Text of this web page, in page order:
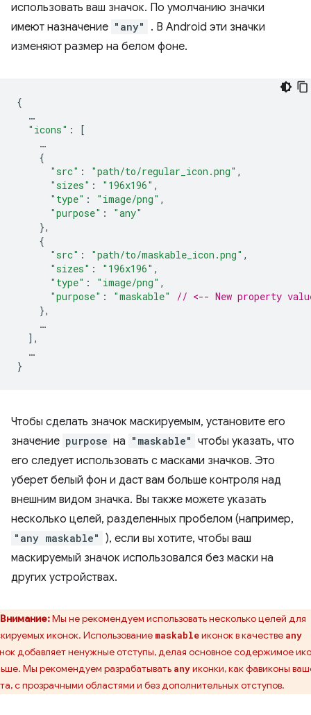
использовать ваш значок. По умолчанию значки
имеют назначение "any"
. В Android эти значки
изменяют размер на белом фоне.
{
…
"icons" :
[
…
{
"src" : "path/to/regular_icon.png" ,
"sizes" : "196x196" ,
"type" : "image/png" ,
"purpose" :
"any"
},
{
"src" : "path/to/maskable_icon.png" ,
"sizes" : "196x196" ,
"type" : "image/png" ,
"purpose" : "maskable"
// <-- New property
},
…
],
…
}
Чтобы сделать значок маскируемым, установите его
значение purpose на "maskable" чтобы указать, что
его следует использовать с масками значков. Это
уберет белый фон и даст вам больше контроля над
внешним видом значка. Вы также можете указать
несколько целей, разделенных пробелом (например,
"any maskable"
), если вы хотите, чтобы ваш
маскируемый значок использовался без маски на
других устройствах.
Внимание:Мы не рекомендуем использовать несколько целей для
иконок. Использование maskableиконок в качестве any
добавляет ненужные отступы, делая основное содержимое
Мы рекомендуем разрабатывать anyиконки, как фавиконы
с прозрачными областями и без дополнительных отступов.